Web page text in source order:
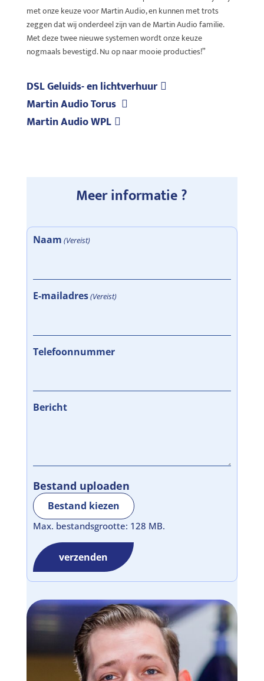
met onze keuze voor Martin Audio, en kunnen met trots
zeggen dat wij onderdeel zijn van de Martin Audio familie.
Met deze twee nieuwe systemen wordt onze keuze
nogmaals bevestigd. Nu op naar mooie producties!”
DSL Geluids- en lichtverhuur
Martin Audio Torus
Martin Audio WPL
Meer informatie ?
Naam (Vereist)
E-mailadres(Vereist)
Telefoonnummer
Bericht
Bestand kiezen
Max. bestandsgrootte: 128 MB.
Bestand uploaden
verzenden